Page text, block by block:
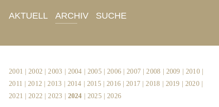
AKTUELL ARCHIV SUCHE
2001 |2002 |2003 2004 2005| 2006 |2007 |2008 2009 2010|
2011 |2012 |2013 2014 2015| 2016 |2017 |2018 2019 2020|
2021 |2022 |2023 2024 2025| 2026